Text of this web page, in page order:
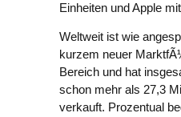
Einheiten und Apple
Weltweit ist wie
kurzem neuer
Bereich und hat
schon mehr als 27,3
verkauft. Prozentual